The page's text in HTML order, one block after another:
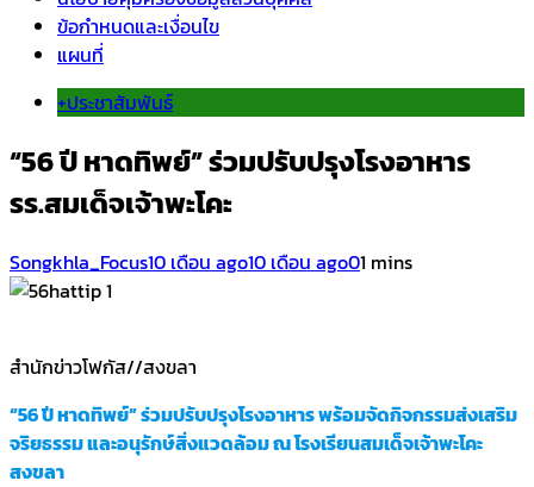
ข้อกำหนดและเงื่อนไข
แผนที่
+ประชาสัมพันธ์
“56 ปี หาดทิพย์” ร่วมปรับปรุงโรงอาหาร
รร.สมเด็จเจ้าพะโคะ
Songkhla_Focus10 เดือน ago10 เดือน ago01 mins
สำนักข่าวโฟกัส//สงขลา
“56 ปี หาดทิพย์” ร่วมปรับปรุงโรงอาหาร พร้อมจัดกิจกรรมส่งเสริม
จริยธรรม และอนุรักษ์สิ่งแวดล้อม ณ โรงเรียนสมเด็จเจ้าพะโคะ
สงขลา